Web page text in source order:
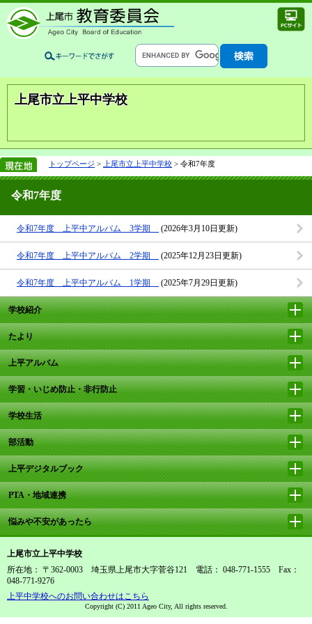
上尾市立上平中学校
トップページ > 上尾市立上平中学校 > 令和7年度
令和7年度
令和7年度 上平中アルバム 3学期 (2026年3月10日更新)
令和7年度 上平中アルバム 2学期 (2025年12月23日更新)
令和7年度 上平中アルバム 1学期 (2025年7月29日更新)
学校紹介
たより
上平アルバム
学習・いじめ防止・非行防止
学校生活
部活動
上平デジタルブック
PTA・地域連携
悩みや不安があったら
上尾市立上平中学校
所在地： 〒362-0003 埼玉県上尾市大字菅谷121 電話： 048-771-1555 Fax：
048-771-9276
上平中学校へのお問い合わせはこちら
Copyright (C) 2011 Ageo City, All rights reserved.